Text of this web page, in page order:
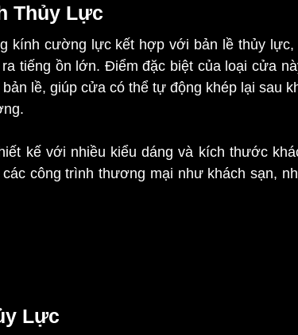
Thủy Lực
kính cường lực kết hợp với bản lề thủy lực,
tiếng ồn lớn. Điểm đặc biệt của loại cửa
lề, giúp cửa có thể tự động khép lại sau
kế với nhiều kiểu dáng và kích thước
công trình thương mại như khách sạn,
Lực